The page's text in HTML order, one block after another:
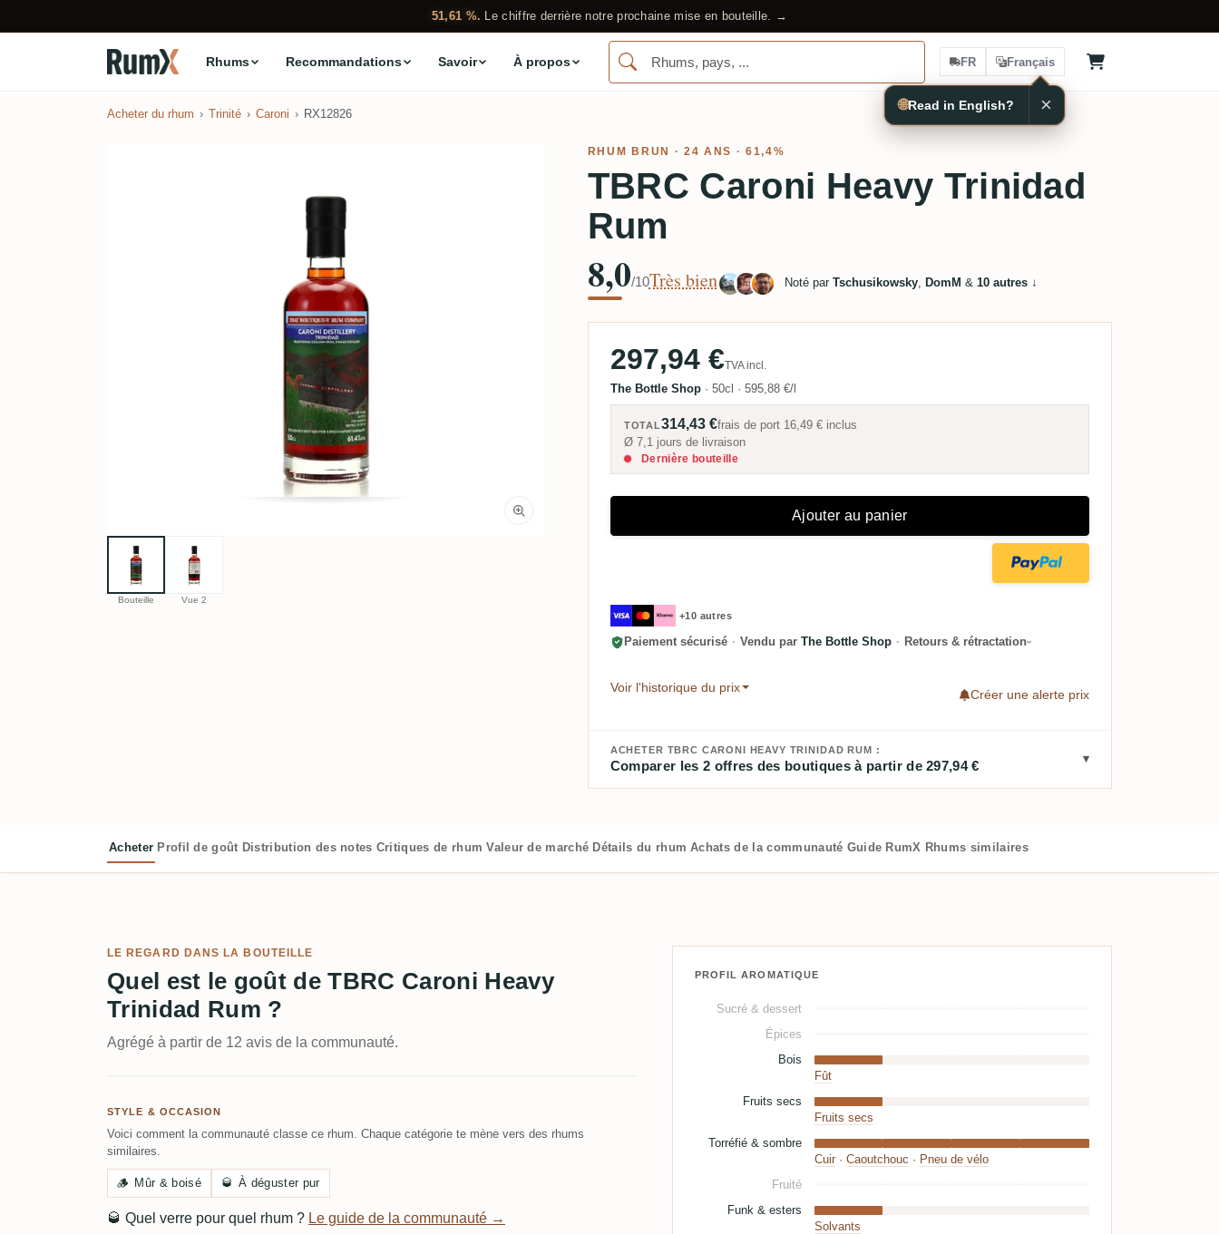
51,61 %. Le chiffre derrière notre prochaine mise en bouteille. →
Rhums Recommandations Savoir À propos FR Français
Acheter du rhum Trinité Caroni RX12826
Bouteille Vue 2
RHUM BRUN · 24 ANS · 61,4%
TBRC Caroni Heavy Trinidad
Rum
8,0/10Très bien Noté par Tschusikowsky, DomM & 10 autres↓
297,94 €TVA incl.
The Bottle Shop · 50cl · 595,88 €/l
TOTAL314,43 €frais de port 16,49 € inclus
Ø 7,1 jours de livraison
Dernière bouteille
Ajouter au panier
+10 autres
Paiement sécurisé · Vendu par The Bottle Shop · Retours & rétractation
Voir l'historique du prix
Créer une alerte prix
ACHETER TBRC CARONI HEAVY TRINIDAD RUM :
Comparer les 2 offres des boutiques à partir de 297,94 €
Acheter Profil de goût Distribution des notes Critiques de rhum Valeur de marché Détails du rhum Achats de la communauté Guide RumX Rhums similaires
LE REGARD DANS LA BOUTEILLE
Quel est le goût de TBRC Caroni Heavy
Trinidad Rum ?
Agrégé à partir de 12 avis de la communauté.
STYLE & OCCASION
Voici comment la communauté classe ce rhum. Chaque catégorie te mène vers des rhums
similaires.
🪵 Mûr & boisé 🥃 À déguster pur
🥃 Quel verre pour quel rhum ? Le guide de la communauté →
PROFIL AROMATIQUE
Sucré & dessert
Épices
Bois
Fût
Fruits secs
Fruits secs
Torréfié & sombre
Cuir· Caoutchouc · Pneu de vélo
Fruité
Funk & esters
Solvants
EN